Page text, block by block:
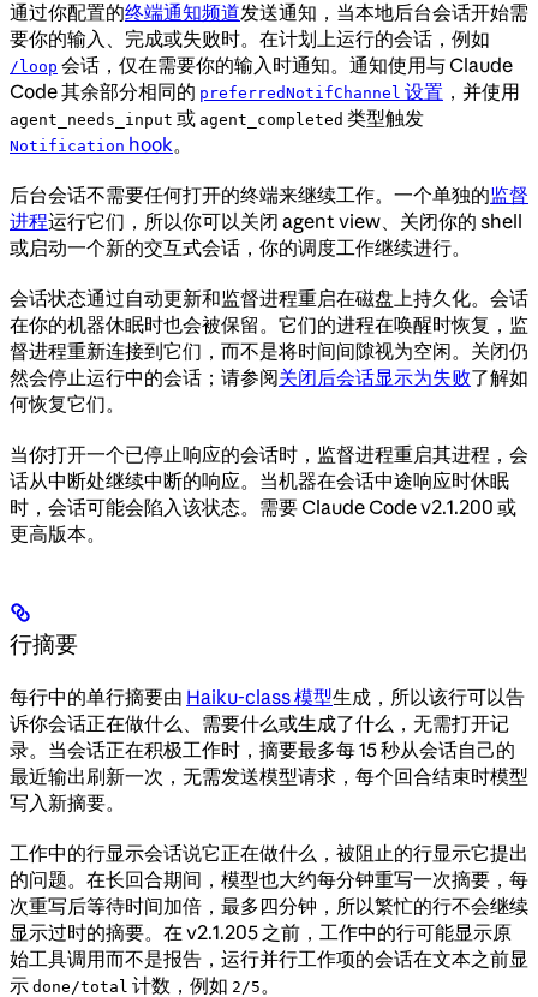
通过你配置的终端通知频道发送通知，当本地后台会话开始需
要你的输入、完成或失败时。在计划上运行的会话，例如
/loop 会话，仅在需要你的输入时通知。通知使用与 Claude
Code 其余部分相同的 preferredNotifChannel 设置 ，并使用
agent_needs_input 或 agent_completed 类型触发
Notification hook。
后台会话不需要任何打开的终端来继续工作。一个单独的监督
进程运行它们，所以你可以关闭 agent view、关闭你的 shell
或启动一个新的交互式会话，你的调度工作继续进行。
会话状态通过自动更新和监督进程重启在磁盘上持久化。会话
在你的机器休眠时也会被保留。它们的进程在唤醒时恢复，监
督进程重新连接到它们，而不是将时间间隙视为空闲。关闭仍
然会停止运行中的会话；请参阅关闭后会话显示为失败了解如
何恢复它们。
当你打开一个已停止响应的会话时，监督进程重启其进程，会
话从中断处继续中断的响应。当机器在会话中途响应时休眠
时，会话可能会陷入该状态。需要 Claude Code v2.1.200 或
更高版本。
行摘要
每行中的单行摘要由 Haiku-class 模型生成，所以该行可以告
诉你会话正在做什么、需要什么或生成了什么，无需打开记
录。当会话正在积极工作时，摘要最多每 15 秒从会话自己的
最近输出刷新一次，无需发送模型请求，每个回合结束时模型
写入新摘要。
工作中的行显示会话说它正在做什么，被阻止的行显示它提出
的问题。在长回合期间，模型也大约每分钟重写一次摘要，每
次重写后等待时间加倍，最多四分钟，所以繁忙的行不会继续
显示过时的摘要。在 v2.1.205 之前，工作中的行可能显示原
始工具调用而不是报告，运行并行工作项的会话在文本之前显
示 done/total 计数，例如 2/5 。